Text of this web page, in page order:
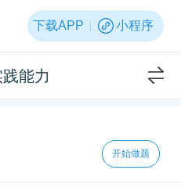
下载APP 小程序
能力
开始做题